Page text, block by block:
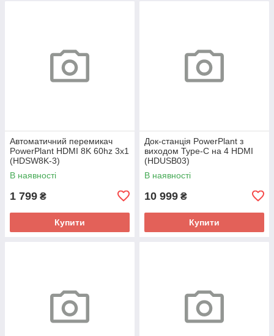
Автоматичний перемикач
PowerPlant HDMI 8K 60hz 3x1
(HDSW8K-3)
В наявності
1 799 ₴
Купити
Док-станція PowerPlant з
виходом Type-C на 4 HDMI
(HDUSB03)
В наявності
10 999 ₴
Купити